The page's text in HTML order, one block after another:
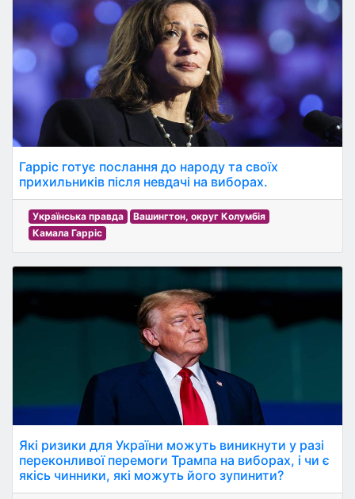
Гарріс готує послання до народу та своїх
прихильників після невдачі на виборах.
Українська правда
Вашингтон, округ Колумбія
Камала Гарріс
Які ризики для України можуть виникнути у разі
переконливої перемоги Трампа на виборах, і чи є
якісь чинники, які можуть його зупинити?